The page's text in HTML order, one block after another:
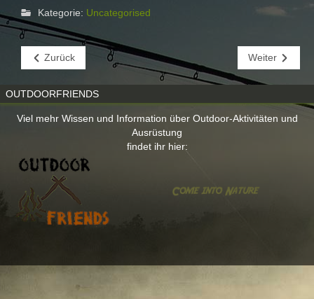
Kategorie: Uncategorised
Zurück Weiter
OUTDOORFRIENDS
Viel mehr Wissen und Information über Outdoor-Aktivitäten und
Ausrüstung
findet ihr hier: